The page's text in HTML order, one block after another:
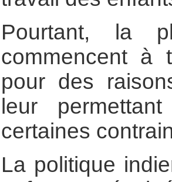
Pourtant, la
commencent à
pour des
leur
certaines
La politique